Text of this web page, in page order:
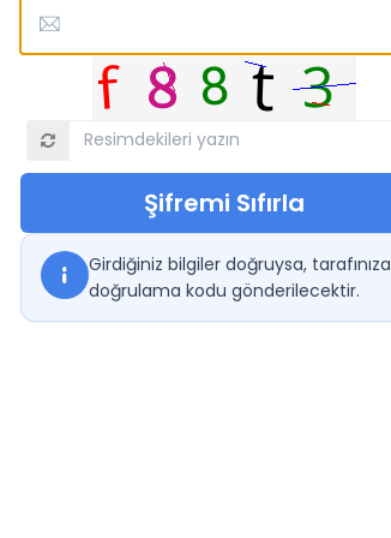
Şifremi Sıfırla
Girdiğiniz bilgiler doğruysa, tarafınıza
doğrulama kodu gönderilecektir.